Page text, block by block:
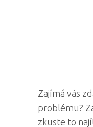
Zajímá vás
problému?
zkuste to